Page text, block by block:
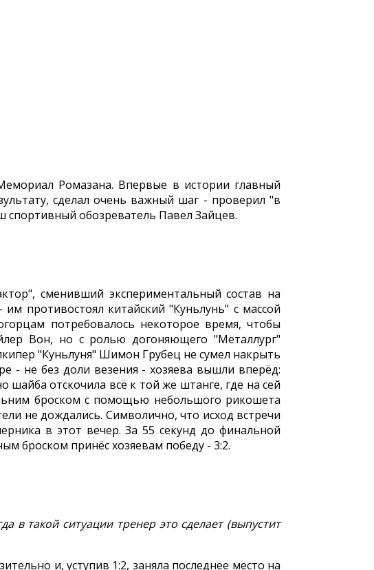
Ромазана. Впервые в истории главный
сделал очень важный шаг - проверил "в
спортивный обозреватель Павел Зайцев.
сменивший экспериментальный состав на
противостоял китайский "Куньлунь" с массой
потребовалось некоторое время, чтобы
Вон, но с ролью догоняющего "Металлург"
"Куньлуня" Шимон Грубец не сумел накрыть
- не без доли везения - хозяева вышли вперёд:
шайба отскочила всё к той же штанге, где на сей
броском с помощью небольшого рикошета
не дождались. Символично, что исход встречи
в этот вечер. За 55 секунд до финальной
броском принёс хозяевам победу - 3:2.
в такой ситуации тренер это сделает (выпустит
и, уступив 1:2, заняла последнее место на